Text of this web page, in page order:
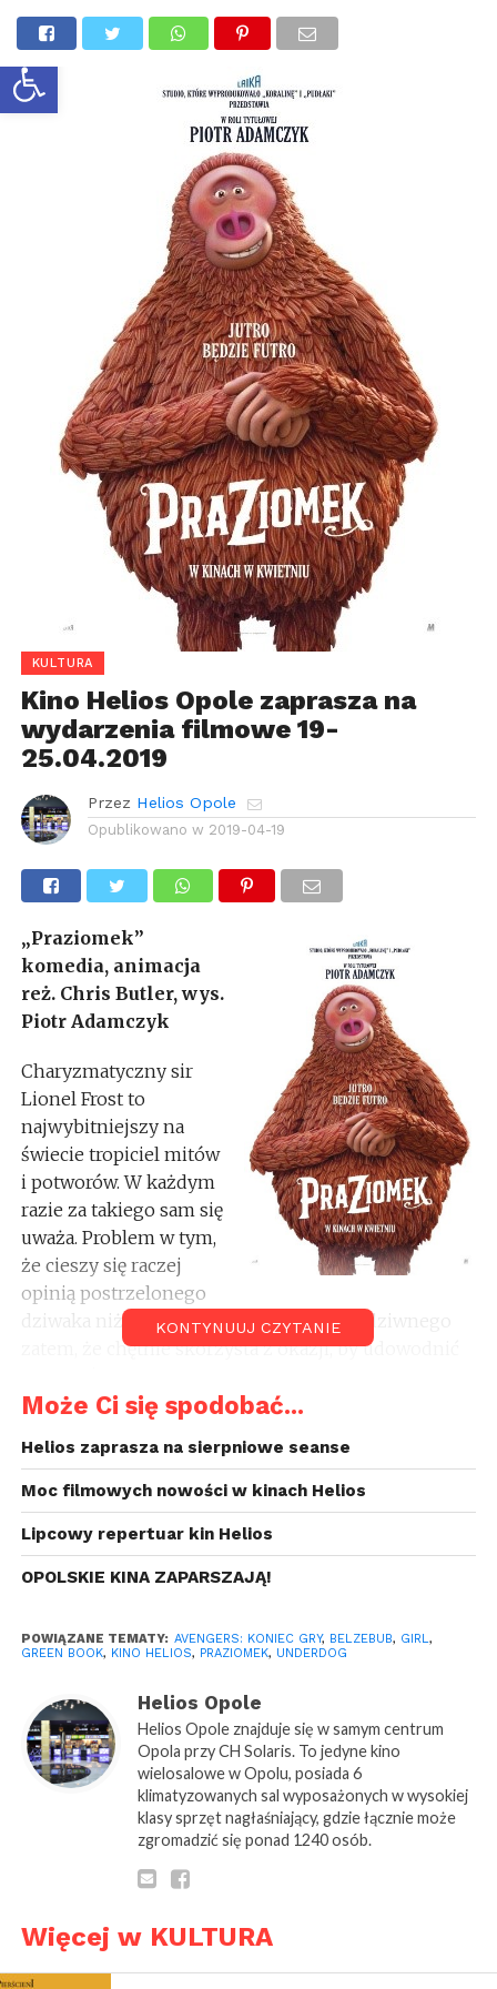
Otwórz pasek narzędzi
KULTURA
Kino Helios Opole zaprasza na
wydarzenia filmowe 19-
25.04.2019
Przez Helios Opole
Opublikowano w 2019-04-19
„Praziomek”
komedia, animacja
reż. Chris Butler, wys.
Piotr Adamczyk
Charyzmatyczny sir
Lionel Frost to
najwybitniejszy na
świecie tropiciel mitów
i potworów. W każdym
razie za takiego sam się
uważa. Problem w tym,
że cieszy się raczej
opinią postrzelonego
dziwaka niż szacownego naukowca. Nic dziwnego
zatem, że chętnie skorzysta z okazji, by udowodnić
listowne zaproszenie pewnego tajemniczego
Północnej, by odnaleźć i ujawnić najbardziej
tajemniczą z mitycznych istot – brakujące ogniwo,
czyli najbliższego przodka człowieka zwanego także
Wielką Stopą. Łowca przygód po przybyciu na
miejsce dokona dwóch niezwykłych odkryć! Po
Razem z nim Sir Lionel wyrusza w dalszą pełną
większego niż kiedykolwiek mógł pomarzyć!
https://www.helios.pl/17,Opole/BazaFilmow/
„Belzebub” horror,
reż. Emilio Portes
wys. Joaquin Cosio,
Tobin Bell, Giovanna
Ellington, Yunuen
Pardo
KONTYNUUJ CZYTANIE
Może Ci się spodobać...
Helios zaprasza na sierpniowe seanse
Moc filmowych nowości w kinach Helios
Lipcowy repertuar kin Helios
OPOLSKIE KINA ZAPARSZAJĄ!
POWIĄZANE TEMATY: AVENGERS: KONIEC GRY, BELZEBUB, GIRL,
GREEN BOOK, KINO HELIOS, PRAZIOMEK, UNDERDOG
Helios Opole
Helios Opole znajduje się w samym centrum
Opola przy CH Solaris. To jedyne kino
wielosalowe w Opolu, posiada 6
klimatyzowanych sal wyposażonych w wysokiej
klasy sprzęt nagłaśniający, gdzie łącznie może
zgromadzić się ponad 1240 osób.
Więcej w KULTURA